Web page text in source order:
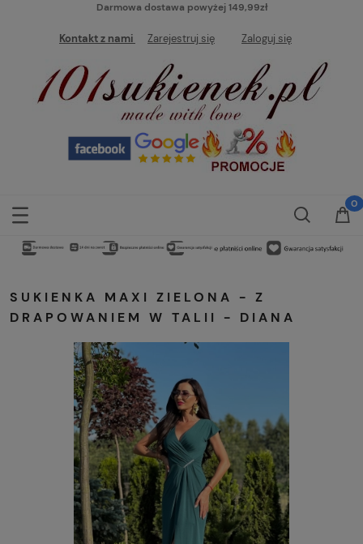
Darmowa dostawa powyżej 149,99zł
Kontakt z nami Zarejestruj się Zaloguj się
SUKIENKA MAXI ZIELONA - Z
DRAPOWANIEM W TALII - DIANA